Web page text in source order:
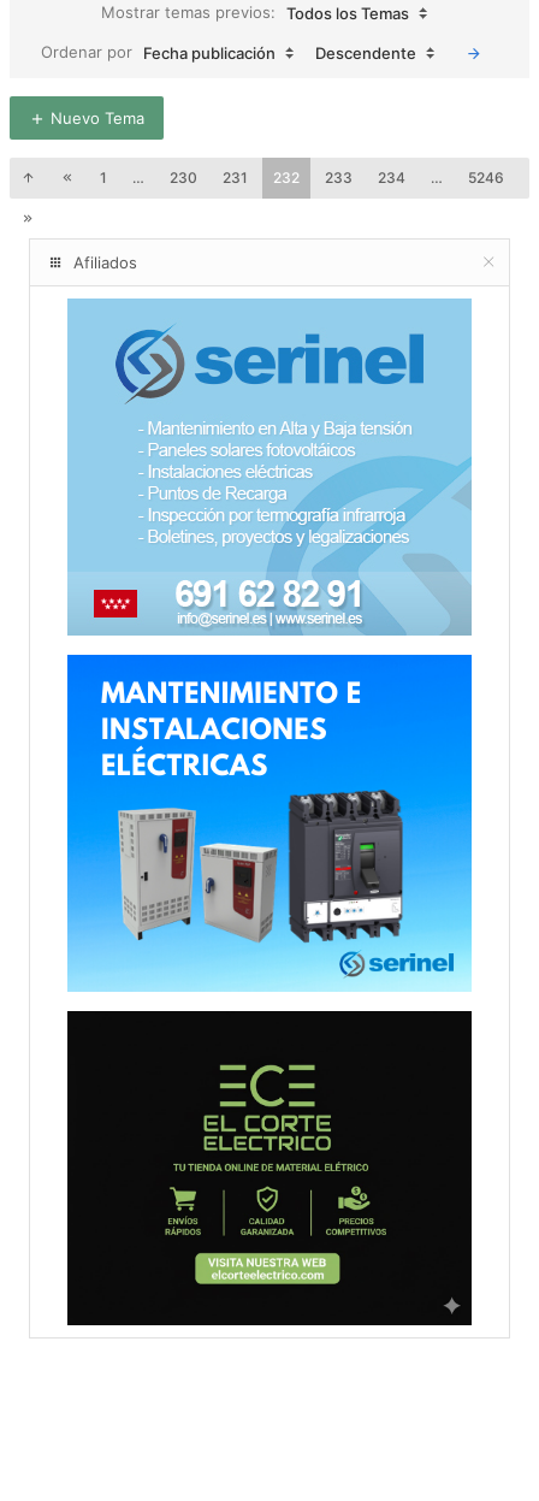
Mostrar temas previos:
Todos los Temas
Ordenar por
Fecha publicación Descendente
Nuevo Tema
1 … 230 231 232 233 234 … 5246
Afiliados